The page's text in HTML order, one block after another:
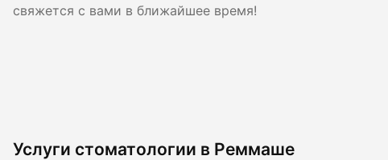
свяжется с вами в ближайшее время!
Услуги стоматологии в Реммаше